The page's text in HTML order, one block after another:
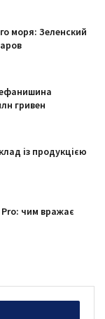
моря: Зеленский
гривен
із продукцією
чим вражає